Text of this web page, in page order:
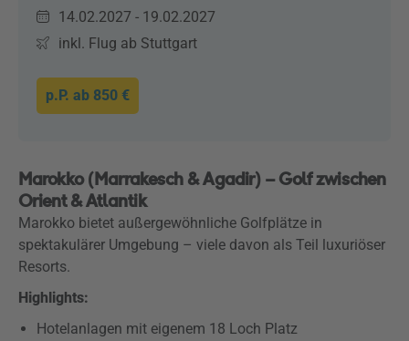
14.02.2027 - 19.02.2027
inkl. Flug ab Stuttgart
p.P. ab 850 €
Marokko (Marrakesch & Agadir) – Golf zwischen
Orient & Atlantik
Marokko bietet außergewöhnliche Golfplätze in
spektakulärer Umgebung – viele davon als Teil luxuriöser
Resorts.
Highlights:
Hotelanlagen mit eigenem 18 Loch Platz